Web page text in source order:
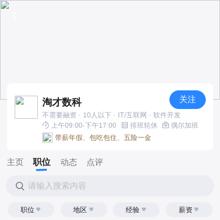
淘才数科 关注
不需要融资 · 10人以下 · IT/互联网 · 软件开发
上午09:00-下午17:00
排班轮休
偶尔加班
带薪年假、包吃包住、五险一金
主页 职位 动态 点评
请输入搜索内容
职位 地区 经验 薪资